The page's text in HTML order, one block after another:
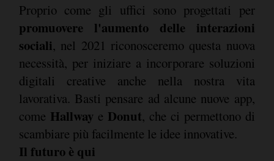
Proprio come gli uffici sono progettati per
promuovere l'aumento delle interazioni
sociali, nel 2021 riconosceremo questa nuova
necessità, per iniziare a incorporare soluzioni
digitali creative anche nella nostra vita
lavorativa. Basti pensare ad alcune nuove app,
come Hallway e Donut, che ci permettono di
scambiare più facilmente le idee innovative.
Il futuro è qui